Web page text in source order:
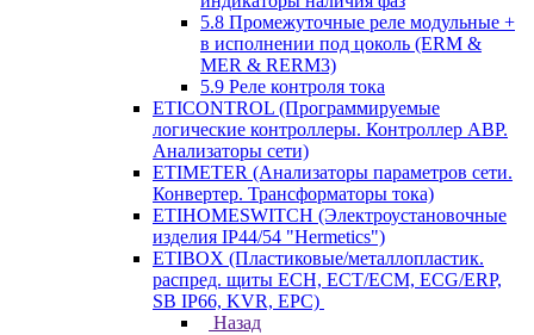
5.8 Промежуточные реле модульные +
в исполнении под цоколь (ERM &
MER & RERM3)
5.9 Реле контроля тока
ETICONTROL (Программируемые
логические контроллеры. Контроллер АВР.
Анализаторы сети)
ETIMETER (Анализаторы параметров сети.
Конвертер. Трансформаторы тока)
ETIHOMESWITCH (Электроустановочные
изделия IP44/54 "Hermetics")
ETIBOX (Пластиковые/металлопластик.
распред. щиты ECH, ECT/ECM, ECG/ERP,
SB IP66, KVR, EPC)
Назад